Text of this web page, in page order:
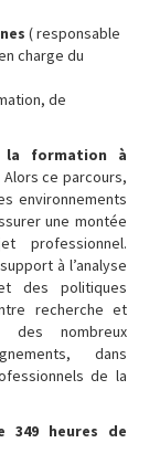
( responsable
charge du
de
la formation à
Alors ce parcours,
environnements
une montée
professionnel.
à l’analyse
des politiques
recherche et
des nombreux
dans
de la
349 heures de